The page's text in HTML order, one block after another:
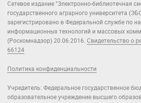
Сетевое издание "Электронно-библиотечная
государственного аграрного университета
зарегистрировано в Федеральной службе по
информационных технологий и массовых
(Роскомнадзор) 20.06.2016. Свидетельство о
66124
Политика конфиденциальности
Учредитель: Федеральное государственное
образовательное учреждение высшего